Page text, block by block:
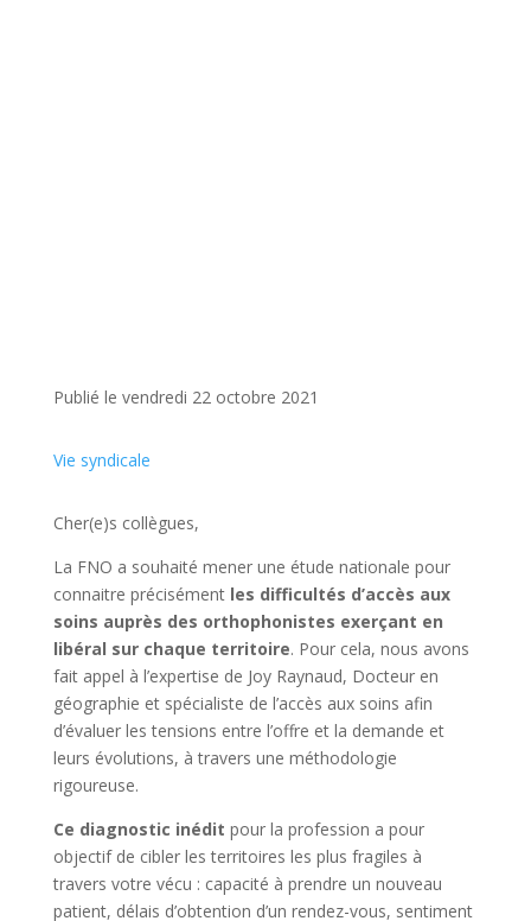
Publié le vendredi 22 octobre 2021
Vie syndicale
Cher(e)s collègues,
La FNO a souhaité mener une étude nationale pour
connaitre précisément les difficultés d’accès aux
soins auprès des orthophonistes exerçant en
libéral sur chaque territoire. Pour cela, nous avons
fait appel à l’expertise de Joy Raynaud, Docteur en
géographie et spécialiste de l’accès aux soins afin
d’évaluer les tensions entre l’offre et la demande et
leurs évolutions, à travers une méthodologie
rigoureuse.
Ce diagnostic inédit pour la profession a pour
objectif de cibler les territoires les plus fragiles à
travers votre vécu : capacité à prendre un nouveau
patient, délais d’obtention d’un rendez-vous, sentiment